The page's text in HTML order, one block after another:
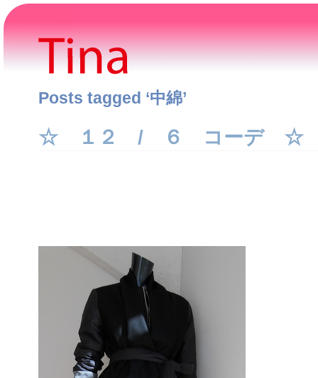
Posts tagged ‘中綿’
☆ １２ / ６ コーデ ☆